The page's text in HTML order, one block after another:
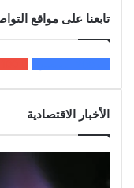
تابعنا على مواقع
الأخبار الاقتصادية